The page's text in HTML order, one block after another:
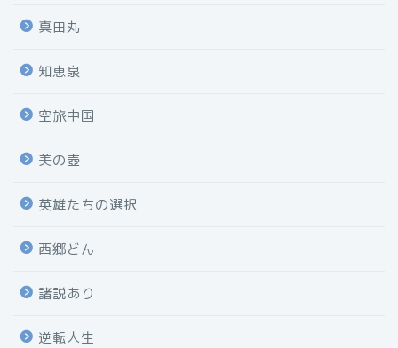
真田丸
知恵泉
空旅中国
美の壺
英雄たちの選択
西郷どん
諸説あり
逆転人生